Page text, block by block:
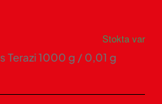
Stokta var
Terazi 1000 g / 0,01 g